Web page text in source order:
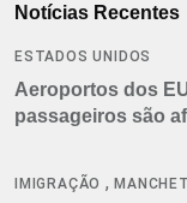
Notícias Recentes
ESTADOS UNIDOS
Aeroportos dos
passageiros são
IMIGRAÇÃO ,